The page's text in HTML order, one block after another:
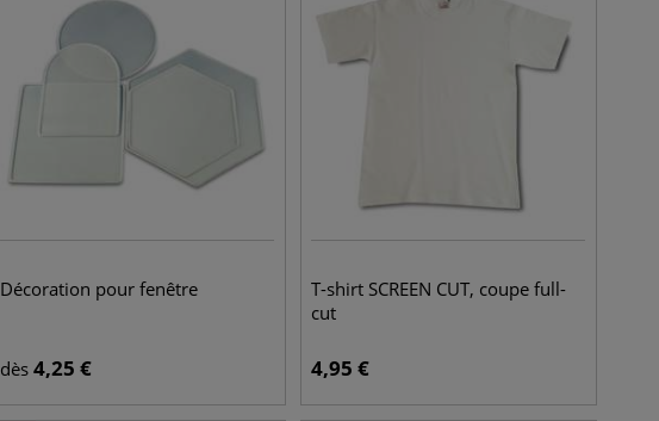
Décoration pour fenêtre
dès 4,25 €
T-shirt SCREEN CUT, coupe full-
cut
4,95 €